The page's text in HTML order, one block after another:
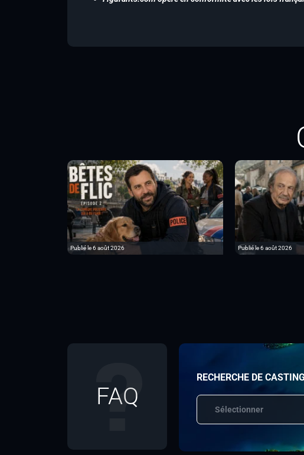
Publié le 6 août 2026 Publié le 6 août 2026
FAQ
RECHERCHE DE
Sélectionner